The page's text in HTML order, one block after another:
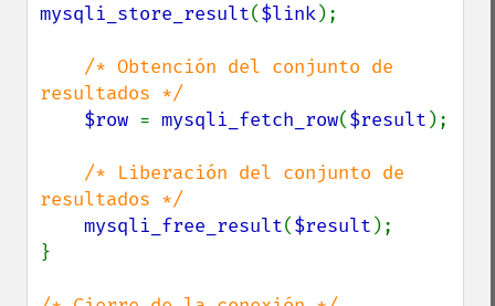
mysqli_store_result($link);
/* Obtención del conjunto de
resultados */
$row = mysqli_fetch_row($result );
/* Liberación del conjunto de
resultados */
mysqli_free_result($result );
}